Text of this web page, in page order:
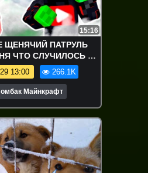
15:16
ЩЕНЯЧИЙ ПАТРУЛЬ
ЧТО СЛУЧИЛОСЬ в
13:00 266.1K
Майнкрафт